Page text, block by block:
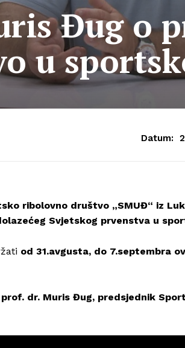
Đug o
u
Datum:
ribolovno društvo „SMUĐ“ iz
Svjetskog prvenstva u
od 31.avgusta, do 7.septembra
prof. dr. Muris Đug, predsjednik